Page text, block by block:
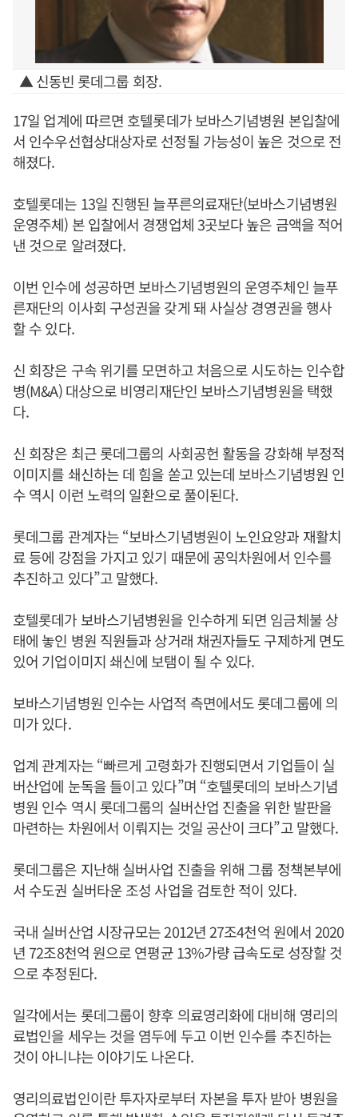
▲ 신동빈 롯데그룹 회장.
17일 업계에 따르면 호텔롯데가 보바스기념병원 본입찰에
서 인수우선협상대상자로 선정될 가능성이 높은 것으로 전
해졌다.
호텔롯데는 13일 진행된 늘푸른의료재단(보바스기념병원
운영주체) 본 입찰에서 경쟁업체 3곳보다 높은 금액을 적어
낸 것으로 알려졌다.
이번 인수에 성공하면 보바스기념병원의 운영주체인 늘푸
른재단의 이사회 구성권을 갖게 돼 사실상 경영권을 행사
할 수 있다.
신 회장은 구속 위기를 모면하고 처음으로 시도하는 인수합
병(M&A) 대상으로 비영리재단인 보바스기념병원을 택했
다.
신 회장은 최근 롯데그룹의 사회공헌 활동을 강화해 부정적
이미지를 쇄신하는 데 힘을 쏟고 있는데 보바스기념병원 인
수 역시 이런 노력의 일환으로 풀이된다.
롯데그룹 관계자는 “보바스기념병원이 노인요양과 재활치
료 등에 강점을 가지고 있기 때문에 공익차원에서 인수를
추진하고 있다”고 말했다.
호텔롯데가 보바스기념병원을 인수하게 되면 임금체불 상
태에 놓인 병원 직원들과 상거래 채권자들도 구제하게 면도
있어 기업이미지 쇄신에 보탬이 될 수 있다.
보바스기념병원 인수는 사업적 측면에서도 롯데그룹에 의
미가 있다.
업계 관계자는 “빠르게 고령화가 진행되면서 기업들이 실
버산업에 눈독을 들이고 있다”며 “호텔롯데의 보바스기념
병원 인수 역시 롯데그룹의 실버산업 진출을 위한 발판을
마련하는 차원에서 이뤄지는 것일 공산이 크다”고 말했다.
롯데그룹은 지난해 실버사업 진출을 위해 그룹 정책본부에
서 수도권 실버타운 조성 사업을 검토한 적이 있다.
국내 실버산업 시장규모는 2012년 27조4천억 원에서 2020
년 72조8천억 원으로 연평균 13%가량 급속도로 성장할 것
으로 추정된다.
일각에서는 롯데그룹이 향후 의료영리화에 대비해 영리의
료법인을 세우는 것을 염두에 두고 이번 인수를 추진하는
것이 아니냐는 이야기도 나온다.
영리의료법인이란 투자자로부터 자본을 투자 받아 병원을